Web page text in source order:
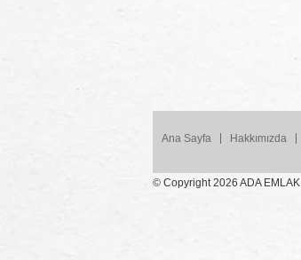
Ana Sayfa Hakkımızda
© Copyright 2026 ADA EMLAK